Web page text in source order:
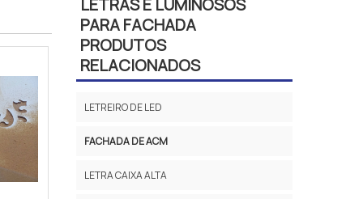
alta
LETRAS E LUMINOSOS
PARA FACHADA
PRODUTOS
RELACIONADOS
LETREIRO DE LED
FACHADA DE ACM
LETRA CAIXA ALTA